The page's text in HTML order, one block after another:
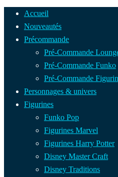
Accueil
Nouveautés
Précommande
Pré-Commande
Pré-Commande Funko
Pré-Commande
Personnages & univers
Figurines
Funko Pop
Figurines Marvel
Figurines Harry Potter
Disney Master Craft
Disney Traditions